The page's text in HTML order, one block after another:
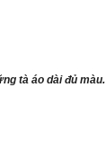
tà áo dài đủ màu.